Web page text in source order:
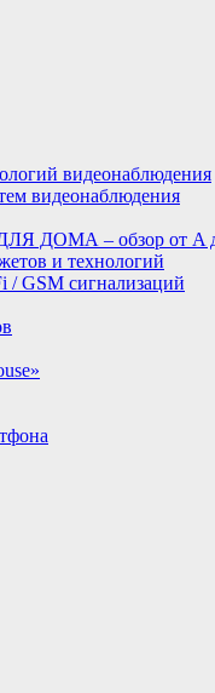
видеонаблюдения
видеонаблюдения
ДОМА – обзор от A
и технологий
/ GSM сигнализаций